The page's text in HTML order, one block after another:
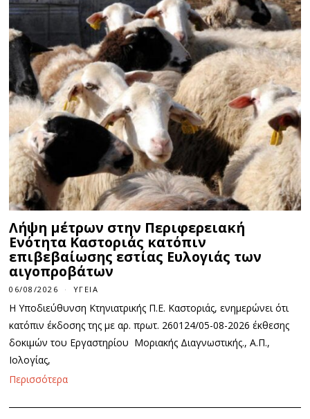
Λήψη μέτρων στην Περιφερειακή
Ενότητα Καστοριάς κατόπιν
επιβεβαίωσης εστίας Ευλογιάς των
αιγοπροβάτων
06/08/2026 ΥΓΕΊΑ
Η Υποδιεύθυνση Κτηνιατρικής Π.Ε. Καστοριάς, ενημερώνει ότι
κατόπιν έκδοσης της με αρ. πρωτ. 260124/05-08-2026 έκθεσης
δοκιμών του Εργαστηρίου Μοριακής Διαγνωστικής., Α.Π.,
Ιολογίας,
Περισσότερα